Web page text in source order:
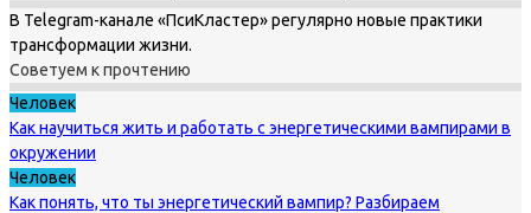
В Telegram-канале «ПсиКластер» регулярно новые практики
трансформации жизни.
Советуем к прочтению
Человек
Как научиться жить и работать с энергетическими вампирами в
окружении
Человек
Как понять, что ты энергетический вампир? Разбираем